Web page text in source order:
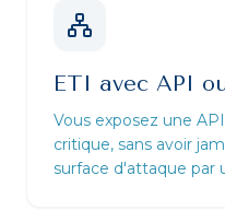
ETI avec API
Vous exposez une
critique, sans avoir
surface d'attaque par